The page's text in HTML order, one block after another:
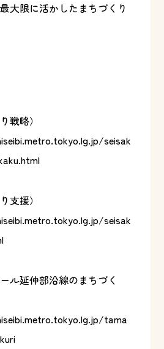
大限に活かしたまちづくり
戦略）
seisak
支援）
seisak
ル延伸部沿線のまちづく
tama